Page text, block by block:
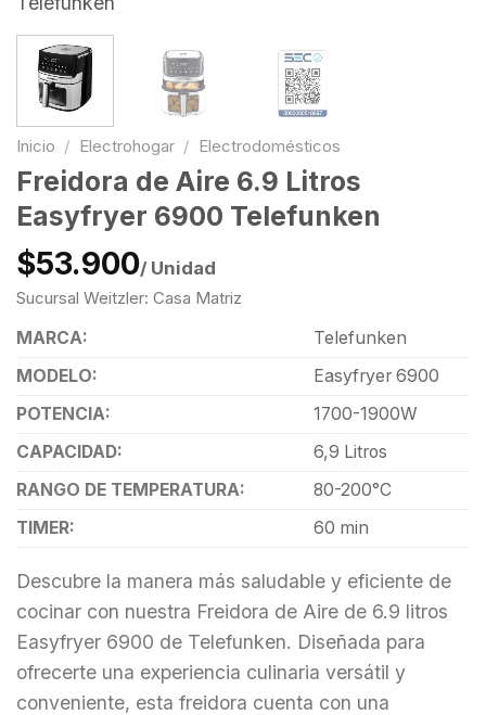
Inicio / Electrohogar / Electrodomésticos
Freidora de Aire 6.9 Litros
Easyfryer 6900 Telefunken
$53.900/ Unidad
Sucursal Weitzler: Casa Matriz
MARCA:
Telefunken
MODELO:
Easyfryer 6900
POTENCIA:
1700-1900W
CAPACIDAD:
6,9 Litros
RANGO DE TEMPERATURA:
80-200°C
TIMER:
60 min
Descubre la manera más saludable y eficiente de
cocinar con nuestra Freidora de Aire de 6.9 litros
Easyfryer 6900 de Telefunken. Diseñada para
ofrecerte una experiencia culinaria versátil y
conveniente, esta freidora cuenta con una